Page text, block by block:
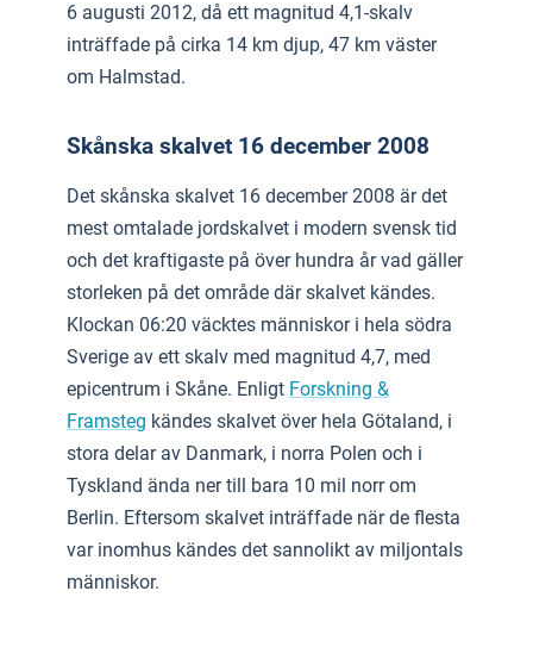
6 augusti 2012, då ett magnitud 4,1-skalv
inträffade på cirka 14 km djup, 47 km väster
om Halmstad.
Skånska skalvet 16 december 2008
Det skånska skalvet 16 december 2008 är det
mest omtalade jordskalvet i modern svensk tid
och det kraftigaste på över hundra år vad gäller
storleken på det område där skalvet kändes.
Klockan 06:20 väcktes människor i hela södra
Sverige av ett skalv med magnitud 4,7, med
epicentrum i Skåne. Enligt Forskning &
Framsteg kändes skalvet över hela Götaland, i
stora delar av Danmark, i norra Polen och i
Tyskland ända ner till bara 10 mil norr om
Berlin. Eftersom skalvet inträffade när de flesta
var inomhus kändes det sannolikt av miljontals
människor.